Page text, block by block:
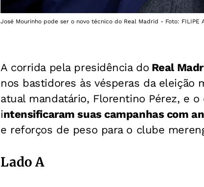
José Mourinho pode ser o novo técnico do Real Madrid - Foto: FILIPE
A corrida pela presidência do Real
nos bastidores às vésperas da eleição
atual mandatário, Florentino Pérez, e
intensificaram suas campanhas com
e reforços de peso para o clube
Lado A